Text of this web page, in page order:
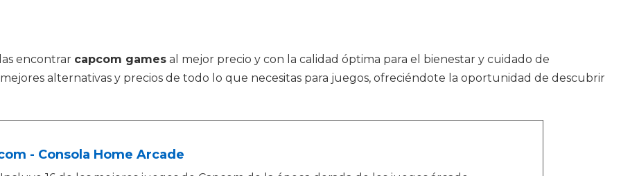
encontrar capcom games al mejor precio y con la calidad óptima para el bienestar y cuidado de
alternativas y precios de todo lo que necesitas para juegos, ofreciéndote la oportunidad de descubrir
- Consola Home Arcade